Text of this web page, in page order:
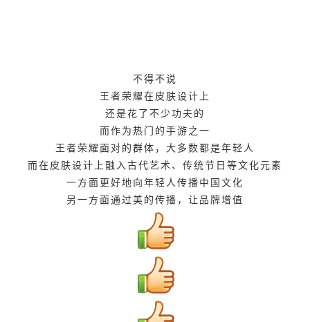
不得不说
王者荣耀在皮肤设计上
还是花了不少功夫的
而作为热门的手游之一
王者荣耀面对的群体，大多数都是年轻人
而在皮肤设计上融入古代艺术、传统节日等文化元素
一方面更好地向年轻人传播中国文化
另一方面通过美的传播，让品牌增值